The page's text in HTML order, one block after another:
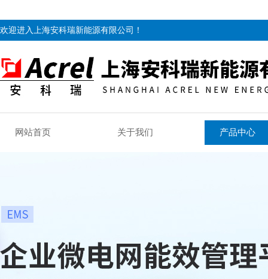
欢迎进入上海安科瑞新能源有限公司！
网站首页 关于我们 产品中心